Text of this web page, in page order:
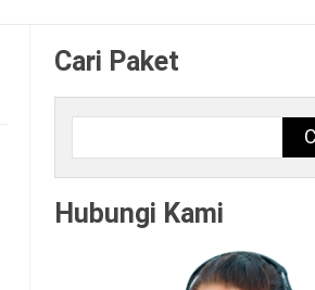
Cari Paket
Hubungi Kami